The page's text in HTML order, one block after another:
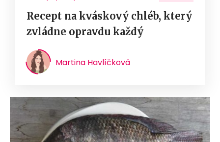
Recept na kváskový chléb, který
zvládne opravdu každý
Martina Havlíčková